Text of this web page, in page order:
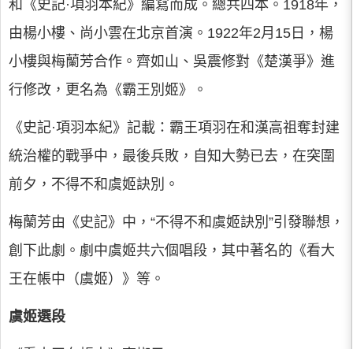
和《史記·項羽本紀》編寫而成。總共四本。1918年，
由楊小樓、尚小雲在北京首演。1922年2月15日，楊
小樓與梅蘭芳合作。齊如山、吳震修對《楚漢爭》進
行修改，更名為《霸王別姬》。
《史記·項羽本紀》記載：霸王項羽在和漢高祖奪封建
統治權的戰爭中，最後兵敗，自知大勢已去，在突圍
前夕，不得不和虞姬訣別。
梅蘭芳由《史記》中，“不得不和虞姬訣別”引發聯想，
創下此劇。劇中虞姬共六個唱段，其中著名的《看大
王在帳中（虞姬）》等。
虞姬選段